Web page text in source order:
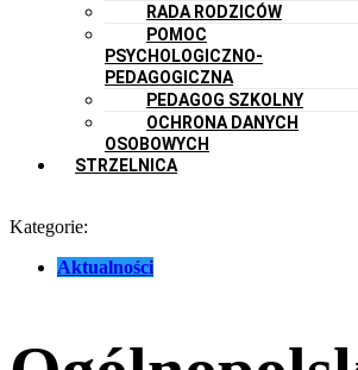
RADA RODZICÓW
POMOC
PSYCHOLOGICZNO-
PEDAGOGICZNA
PEDAGOG SZKOLNY
OCHRONA DANYCH
OSOBOWYCH
STRZELNICA
Kategorie:
Aktualności